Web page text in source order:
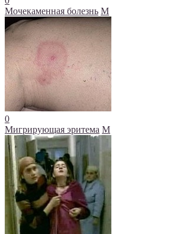
Мочекаменная болезнь М
0
Мигрирующая эритема М